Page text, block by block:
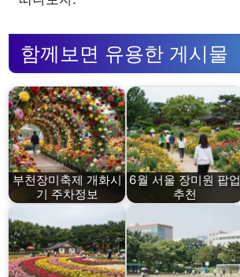
함께보면 유용한 게시물
부천장미축제 개화시
기 주차정보
6월 서울 장미원 팝업
추천